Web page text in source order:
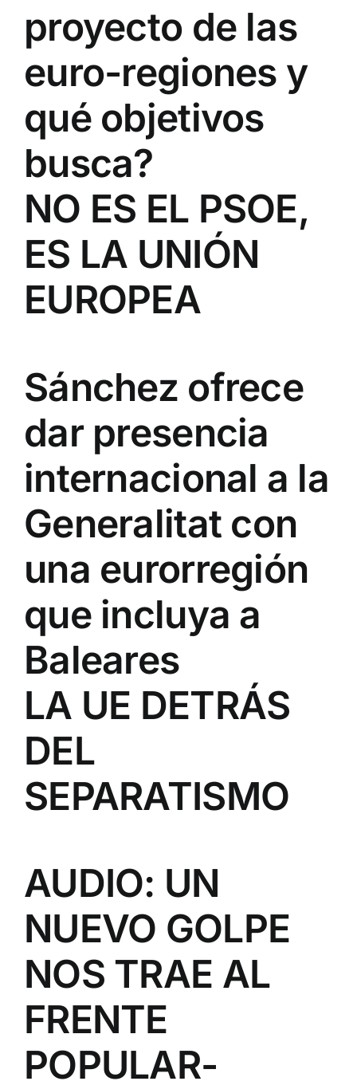
proyecto de las
euro-regiones y
qué objetivos
busca?
NO ES EL PSOE,
ES LA UNIÓN
EUROPEA
Sánchez ofrece
dar presencia
internacional a la
Generalitat con
una eurorregión
que incluya a
Baleares
LA UE DETRÁS
DEL
SEPARATISMO
AUDIO: UN
NUEVO GOLPE
NOS TRAE AL
FRENTE
POPULAR-